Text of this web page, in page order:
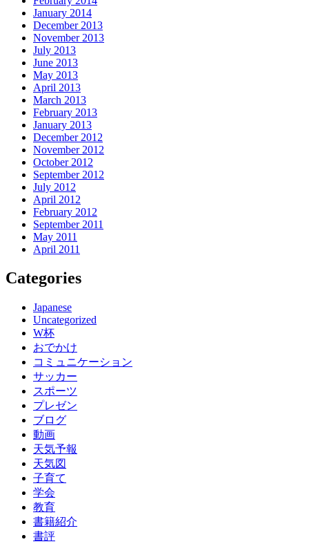
January 2014
December 2013
November 2013
July 2013
June 2013
May 2013
April 2013
March 2013
February 2013
January 2013
December 2012
November 2012
October 2012
September 2012
July 2012
April 2012
February 2012
September 2011
May 2011
April 2011
Categories
Japanese
Uncategorized
W杯
おでかけ
コミュニケーション
サッカー
スポーツ
プレゼン
ブログ
動画
天気予報
天気図
子育て
学会
教育
書籍紹介
書評